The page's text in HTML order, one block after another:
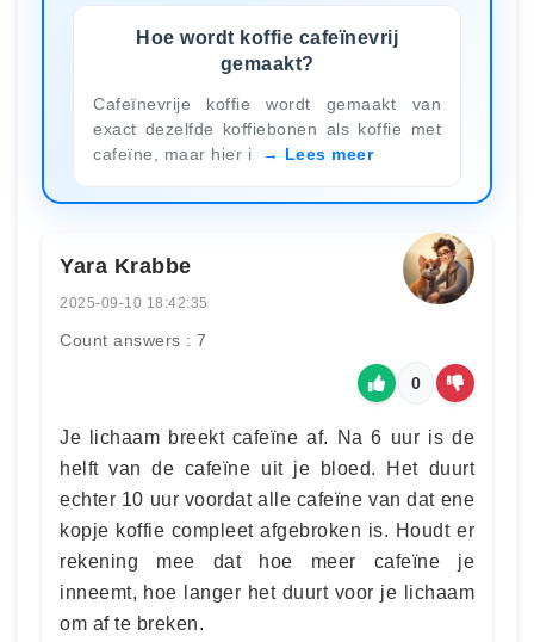
Hoe wordt koffie cafeïnevrij
gemaakt?
Cafeïnevrije koffie wordt gemaakt van
exact dezelfde koffiebonen als koffie met
cafeïne, maar hier i
Lees meer
Yara Krabbe
2025-09-10 18:42:35
Count answers : 7
0
Je lichaam breekt cafeïne af. Na 6 uur is de
helft van de cafeïne uit je bloed. Het duurt
echter 10 uur voordat alle cafeïne van dat ene
kopje koffie compleet afgebroken is. Houdt er
rekening mee dat hoe meer cafeïne je
inneemt, hoe langer het duurt voor je lichaam
om af te breken.